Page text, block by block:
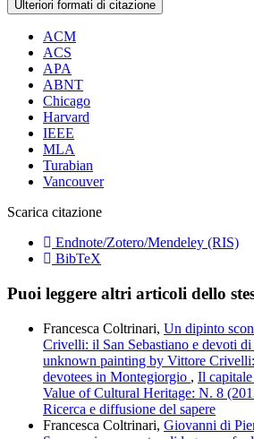
Ulteriori formati di citazione
ACM
ACS
APA
ABNT
Chicago
Harvard
IEEE
MLA
Turabian
Vancouver
Scarica citazione
Endnote/Zotero/Mendeley (RIS)
BibTeX
Puoi leggere altri articoli dello
Francesca Coltrinari, Un dipinto
Crivelli: il San Sebastiano e devoti
unknown painting by Vittore Crivelli:
devotees in Montegiorgio , Il
Value of Cultural Heritage: N. 8
Ricerca e diffusione del sapere
Francesca Coltrinari, Giovanni di